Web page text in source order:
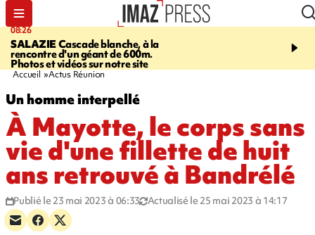
08:26
SALAZIECascade blanche, à la
rencontre d'un géant de 600m.
Photos et vidéos sur notre site
12:10
La karavane
débarque dans les
Accueil Actus Réunion
Un homme interpellé
À Mayotte, le corps sans
vie d'une fillette de huit
ans retrouvé à Bandrélé
Publié le 23 mai 2023 à 06:33 Actualisé le 25 mai 2023 à 14:17